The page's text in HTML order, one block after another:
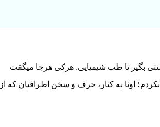
نکردم؛ از طب سنتی بگیر تا طب شیمیایی. هرکی هرجا میگفت
اونا به کنار، حرف و سخن اطرافیان که از